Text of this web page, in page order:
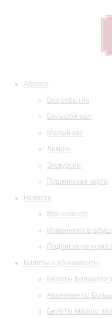
Афиша
Все события
Большой зал
Малый зал
Лекции
Экскурсии
Пушкинская карта
Новости
Все новости
Изменения в
Подписка на
Билеты и абонементы
Билеты Большого
Абонементы
Билеты Малого